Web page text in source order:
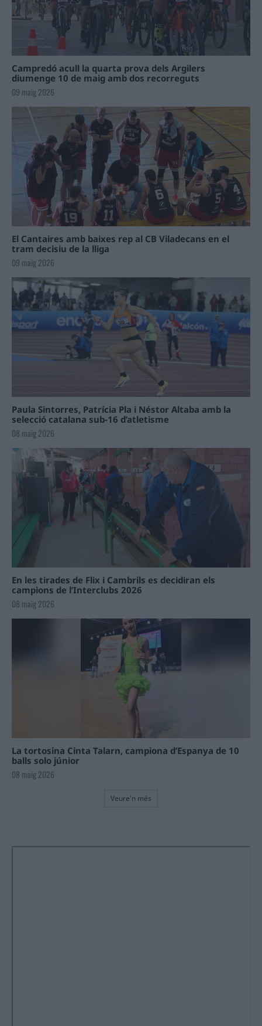
Campredó acull la quarta prova dels Argilers
diumenge 10 de maig amb dos recorreguts
09 maig 2026
El Cantaires amb baixes rep al CB Viladecans en el
tram decisiu de la lliga
09 maig 2026
Paula Sintorres, Patrícia Pla i Néstor Altaba amb la
selecció catalana sub-16 d’atletisme
08 maig 2026
En les tirades de Flix i Cambrils es decidiran els
campions de l’Interclubs 2026
08 maig 2026
La tortosina Cinta Talarn, campiona d’Espanya de 10
balls solo júnior
08 maig 2026
Veure'n més